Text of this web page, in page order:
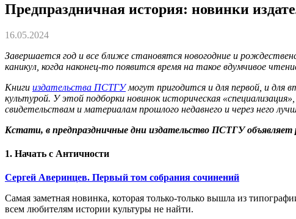
Предпраздничная история: новинки
16.05.2024
Завершается год и все ближе становятся новогодние и
каникул, когда наконец-то появится время на такое вдумчивое
Книги издательства ПСТГУмогут пригодится и для первой, и для
культурой. У этой подборки новинок историческая
свидетельствам и материалам прошлого недавнего и через него
Кстати, в предпраздничные дни издательство ПСТГУ объявляет
1. Начать с Античности
Сергей Аверинцев. Первый том собрания сочинений
Самая заметная новинка, которая только-только вышла из
всем любителям истории культуры не найти.